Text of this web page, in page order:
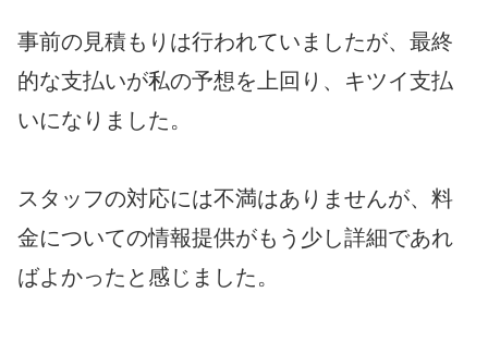
事前の見積もりは行われていましたが、最終
的な支払いが私の予想を上回り、キツイ支払
いになりました。
スタッフの対応には不満はありませんが、料
金についての情報提供がもう少し詳細であれ
ばよかったと感じました。